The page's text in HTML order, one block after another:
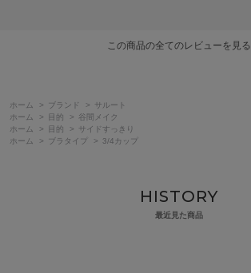
この商品の全てのレビューを見る
ホーム > ブランド >
サルート
ホーム
> 目的 >
谷間メイク
ホーム
> 目的 >
サイドすっきり
ホーム
> ブラタイプ > 3/4カップ
HISTORY
最近見た商品